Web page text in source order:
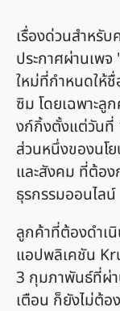
เรื่องด่วนสำหรั
ประกาศผ่านเพ
ใหม่ที่กำหนดให้
ซิม โดยเฉพาะลู
งก์กิ้งตั้งแต่วันที่
ส่วนหนึ่งของนโ
และสังคม ที่ต้อง
ธุรกรรมออนไลน์
ลูกค้าที่ต้องดำเ
แอปพลิเคชัน
3 กุมภาพันธ์ที่ผ่า
เตือน ก็ยังไม่ต้อ